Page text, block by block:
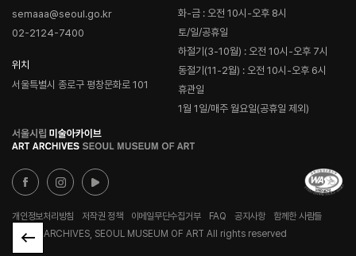
semaaa@seoul.go.kr
02-2124-7400
위치
서울특별시 종로구 평창문화로 101
화-금 : 오전 10시-오후 8시
토/일/공휴일
하절기(3-10월) : 오전 10시-오후 7시
동절기(11-2월) : 오전 10시-오후 6시
휴관일
1월 1일/매주 월요일(공휴일 제외)
로
고
개인정보처리방침 저작권 정책 이메일무단수집거부 FAQ 공지사항
함께한 사람들
© ART ARCHIVES, SEOUL MUSEUM OF ART All rights reserved